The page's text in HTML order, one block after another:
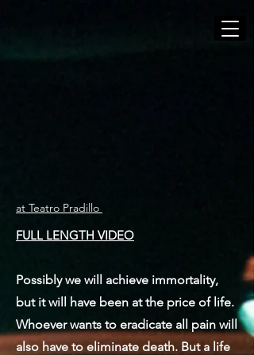
at Teatro Pradillo
FULL LENGTH VIDEO
Possibly we will achieve immortality,
but it will have been at the price of life.
Whoever wants to eradicate all pain will
also have to eliminate death. But a life